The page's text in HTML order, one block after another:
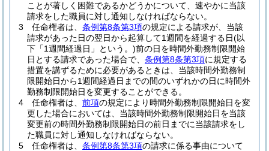
ことが著しく困難であるかどうかについて、速やかに当該
請求をした職員に対し通知しなければならない。
3
任命権者は、 条例第8条第3項の規定による請求が、当該
請求があった日の翌日から起算して1週間を経過する日(以
下「1週間経過日」という。)前の日を時間外勤務制限開始
日とする請求であった場合で、 条例第8条第3項に規定する
措置を講ずるために必要があるときは、当該時間外勤務制
限開始日から1週間経過日までの間のいずれかの日に時間外
勤務制限開始日を変更することができる。
4
任命権者は、 前項の規定により時間外勤務制限開始日を変
更した場合においては、当該時間外勤務制限開始日を当該
変更前の時間外勤務制限開始日の前日までに当該請求をし
た職員に対し通知しなければならない。
5
任命権者は、 条例第8条第3項の請求に係る事由について